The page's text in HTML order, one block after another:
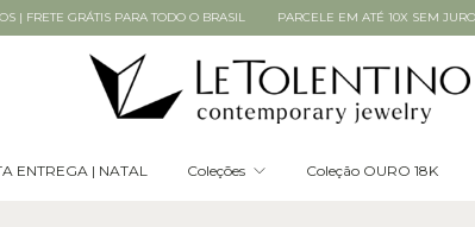
PARA TODO O BRASIL PARCELE EM ATÉ 10X SEM JUROS | FRETE
ENTREGA | NATAL Coleções Coleção OURO 18K